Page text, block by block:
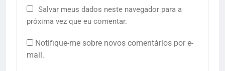
Salvar meus dados neste navegador para a
próxima vez que eu comentar.
Notifique-me sobre novos comentários por e-
mail.